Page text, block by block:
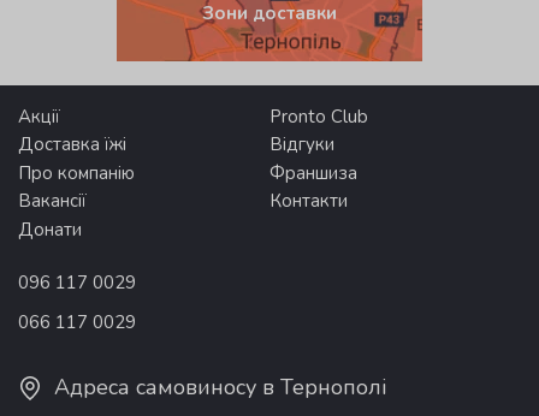
Зони доставки
Акції
Pronto Club
Доставка їжі
Відгуки
Про компанію
Франшиза
Вакансії
Контакти
Донати
096 117 0029
066 117 0029
Адреса самовиносу в Тернополі